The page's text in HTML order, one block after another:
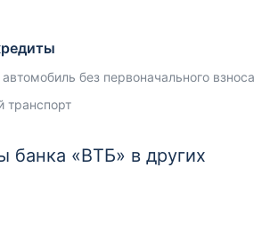
без первоначального взноса
транспорт
банка «ВТБ» в других